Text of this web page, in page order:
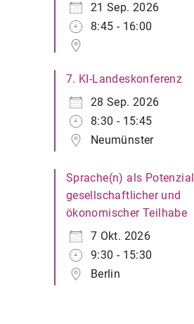
21 Sep. 2026
8:45 - 16:00
7. KI-Landeskonferenz
28 Sep. 2026
8:30 - 15:45
Neumünster
Sprache(n) als Potenzial
gesellschaftlicher und
ökonomischer Teilhabe
7 Okt. 2026
9:30 - 15:30
Berlin